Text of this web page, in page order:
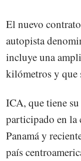
El nuevo
autopista
incluye una
kilómetros y que
ICA, que tiene
participado en la
Panamá y
país